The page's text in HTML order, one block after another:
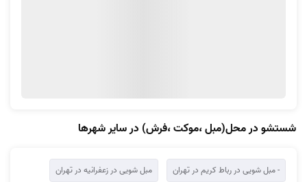
انتخاب را کاملاً شفاف و دقیق نگه می‌دارد.
شستشو در محل(مبل ،موکت ،فرش) در سایر شهرها
- مبل شویی در رباط کریم در تهران مبل شویی در زعفرانیه در تهران